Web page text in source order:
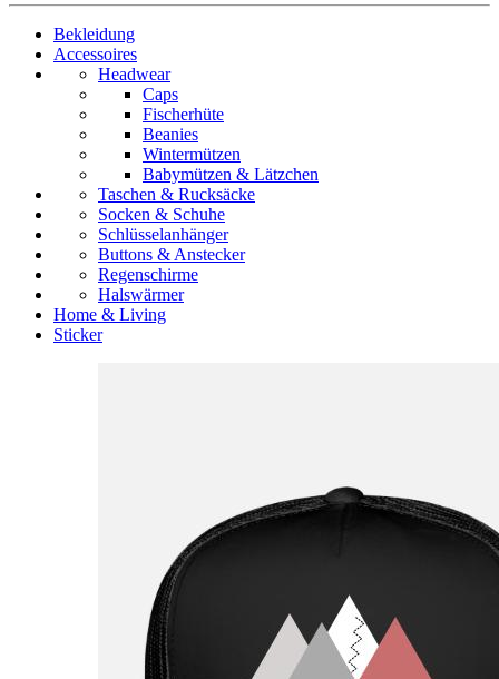
Bekleidung
Accessoires
Headwear
Caps
Fischerhüte
Beanies
Wintermützen
Babymützen & Lätzchen
Taschen & Rucksäcke
Socken & Schuhe
Schlüsselanhänger
Buttons & Anstecker
Regenschirme
Halswärmer
Home & Living
Sticker